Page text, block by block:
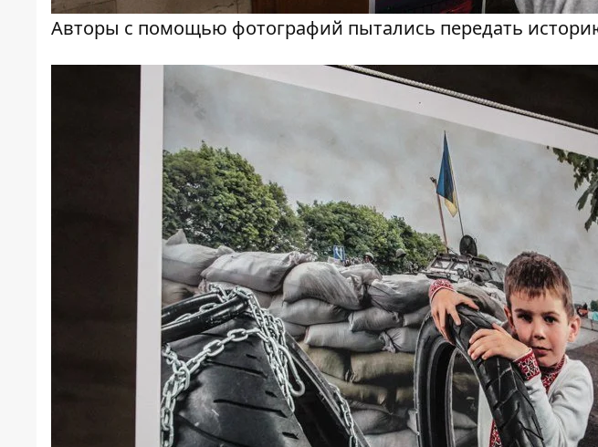
Авторы с помощью фотографий пытались передать